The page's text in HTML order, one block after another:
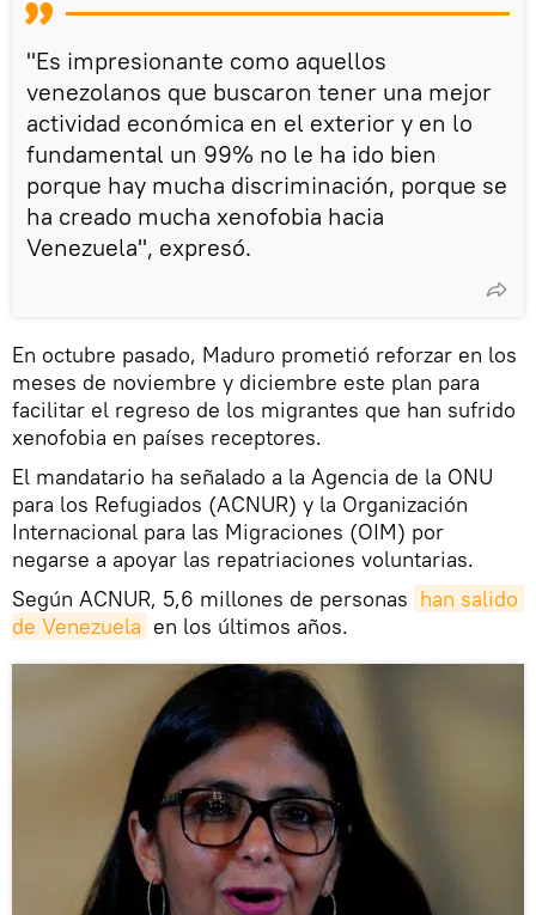
"Es impresionante como aquellos
venezolanos que buscaron tener una mejor
actividad económica en el exterior y en lo
fundamental un 99% no le ha ido bien
porque hay mucha discriminación, porque se
ha creado mucha xenofobia hacia
Venezuela", expresó.
En octubre pasado, Maduro prometió reforzar en los
meses de noviembre y diciembre este plan para
facilitar el regreso de los migrantes que han sufrido
xenofobia en países receptores.
El mandatario ha señalado a la Agencia de la ONU
para los Refugiados (ACNUR) y la Organización
Internacional para las Migraciones (OIM) por
negarse a apoyar las repatriaciones voluntarias.
Según ACNUR, 5,6 millones de personas han salido
de Venezuela en los últimos años.